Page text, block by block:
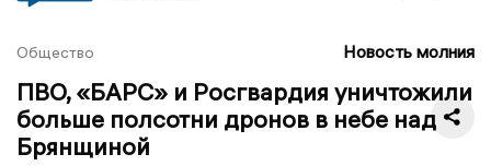
Общество Новость молния
ПВО, «БАРС» и Росгвардия уничтожили
больше полсотни дронов в небе над
Брянщиной